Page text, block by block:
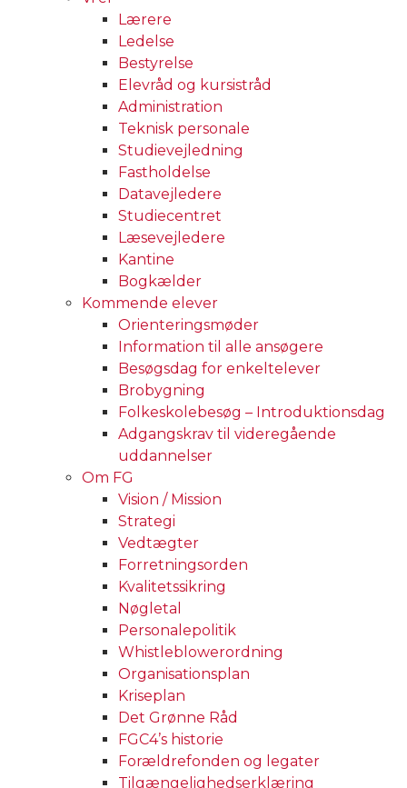
Lærere
Ledelse
Bestyrelse
Elevråd og kursistråd
Administration
Teknisk personale
Studievejledning
Fastholdelse
Datavejledere
Studiecentret
Læsevejledere
Kantine
Bogkælder
Kommende elever
Orienteringsmøder
Information til alle ansøgere
Besøgsdag for enkeltelever
Brobygning
Folkeskolebesøg – Introduktionsdag
Adgangskrav til videregående
uddannelser
Om FG
Vision / Mission
Strategi
Vedtægter
Forretningsorden
Kvalitetssikring
Nøgletal
Personalepolitik
Whistleblowerordning
Organisationsplan
Kriseplan
Det Grønne Råd
FGC4’s historie
Forældrefonden og legater
Tilgængelighedserklæring